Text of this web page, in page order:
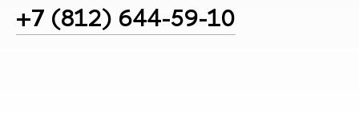
+7 (812) 644-59-10